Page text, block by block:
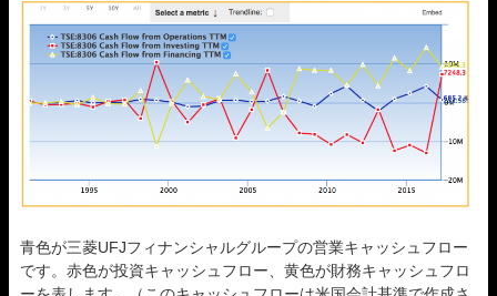
青色が三菱UFJフィナンシャルグループの営業キャッシュフロー
です。赤色が投資キャッシュフロー、黄色が財務キャッシュフロ